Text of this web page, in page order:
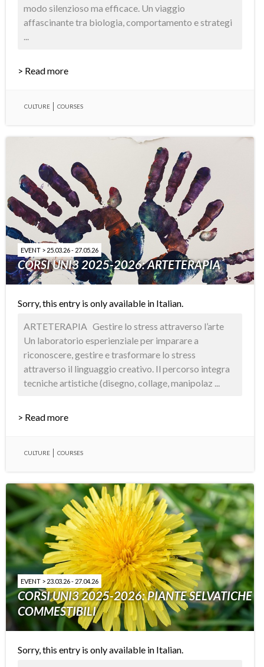
modo silenzioso ma efficace. Un viaggio
affascinante tra biologia, comportamento e strategi
...
> Read more
CULTURE COURSES
EVENT > 25.03.26 - 27.05.26
CORSI UNI3 2025-2026: ARTETERAPIA
Sorry, this entry is only available in Italian.
ARTETERAPIA Gestire lo stress attraverso l’arte
Un laboratorio esperienziale per imparare a
riconoscere, gestire e trasformare lo stress
attraverso il linguaggio creativo. Il percorso integra
tecniche artistiche (disegno, collage, manipolaz ...
> Read more
CULTURE COURSES
EVENT > 23.03.26 - 27.04.26
CORSI UNI3 2025-2026: PIANTE SELVATICHE
COMMESTIBILI
Sorry, this entry is only available in Italian.